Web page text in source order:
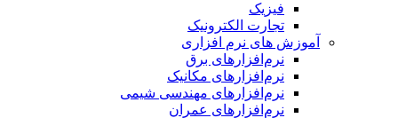
فیزیک
تجارت الکترونیک
آموزش های نرم افزاری
نرم‌افزارهای برق
نرم‌افزارهای مکانیک
نرم‌افزارهای مهندسی شیمی
نرم‌افزارهای عمران